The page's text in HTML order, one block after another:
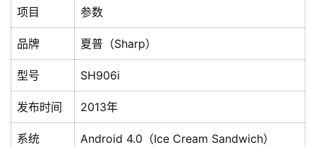
项目 参数
品牌 夏普（Sharp）
型号 SH906i
发布时间 2013年
系统 Android 4.0（Ice Cream Sandwich）